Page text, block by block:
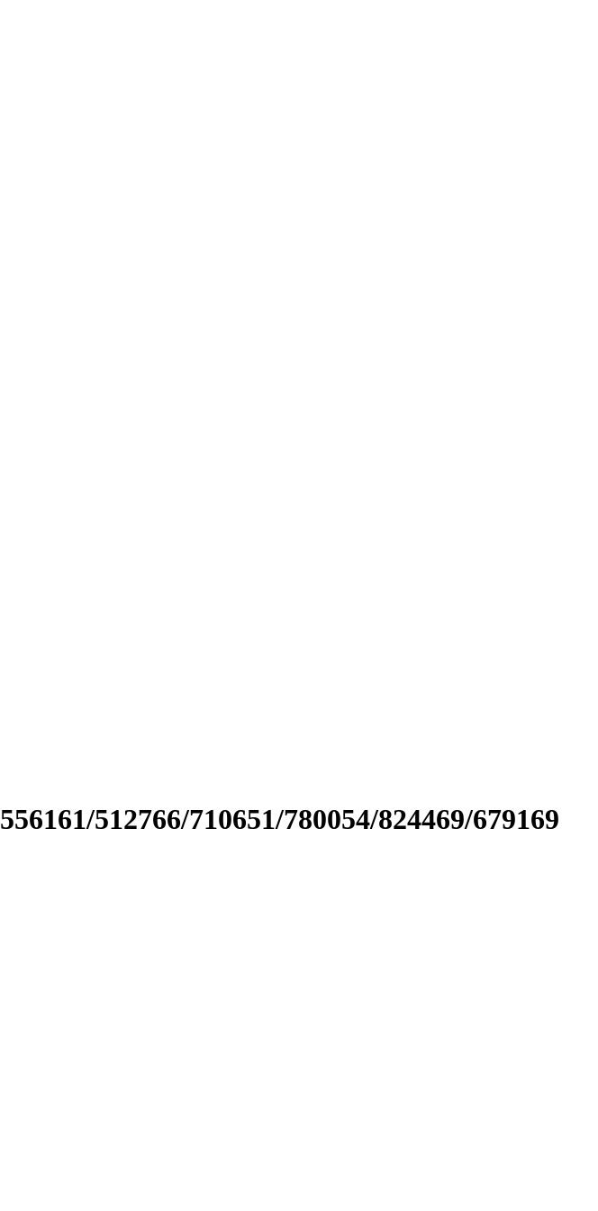
556161/512766/710651/780054/824469/679169